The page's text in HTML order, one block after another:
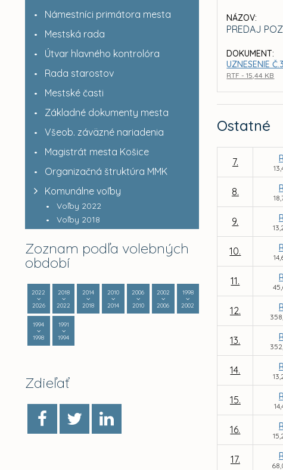
Námestníci primátora mesta
Mestská rada
Útvar hlavného kontrolóra
Rada starostov
Mestské časti
Základné dokumenty mesta
Všeob. záväzné nariadenia
Magistrát mesta Košice
Organizačná štruktúra MMK
Komunálne voľby
Voľby 2022
Voľby 2018
Zoznam podľa volebných
období
2022
2026
2018
2022
2014
2018
2010
2014
2006
2010
2002
2006
1998
2002
1994
1998
1991
1994
Zdieľať
NÁZOV:
PREDAJ
DOKUMENT:
UZNESENIE
RTF - 15,44 KB
Ostatné
7.
8.
9.
10.
11.
12.
13.
14.
15.
16.
17.